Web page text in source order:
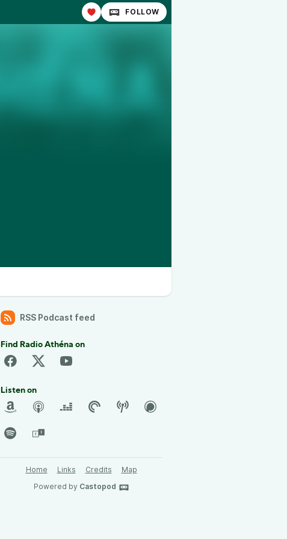
FOLLOW
RSS Podcast feed
Find Radio Athéna on
Listen on
Home Links Credits
Map
Powered by Castopod